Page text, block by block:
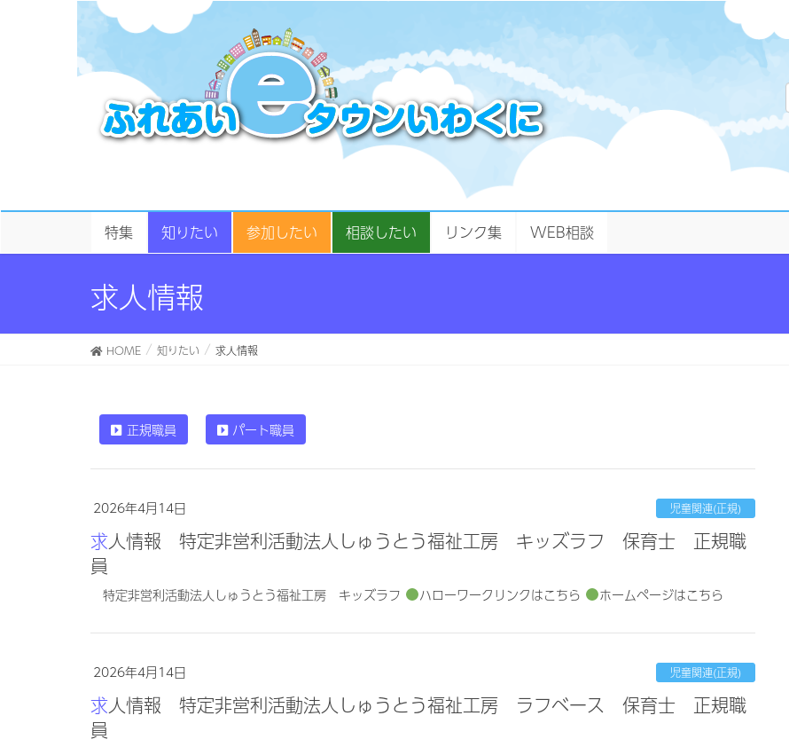
特集 知りたい 参加したい 相談したい リンク集 WEB相談
求人情報
HOME 知りたい 求人情報
正規職員 パート職員
2026年4月14日 児童関連(正規)
求人情報 特定非営利活動法人しゅうとう福祉工房 キッズラフ 保育士 正規職
員
特定非営利活動法人しゅうとう福祉工房 キッズラフ ハローワークリンクはこちら ホームページはこちら
2026年4月14日 児童関連(正規)
求人情報 特定非営利活動法人しゅうとう福祉工房 ラフベース 保育士 正規職
員